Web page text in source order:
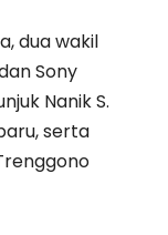
dua wakil
Sony
Nanik S.
serta